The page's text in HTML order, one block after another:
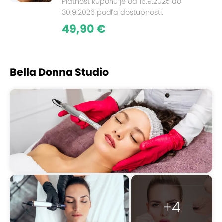
30.9.2026 podľa dostupnosti.
49,90 €
Bella Donna Studio
+4